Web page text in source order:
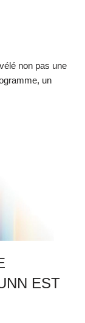
non pas une
un
EST